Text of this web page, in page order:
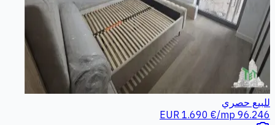
للبيع حصري
96.246 EUR
1.690 €/mp